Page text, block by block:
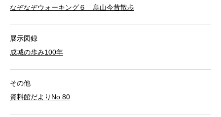
なぞなぞウォーキング６ 烏山今昔散歩
展示図録
成城の歩み100年
その他
資料館だよりNo.80